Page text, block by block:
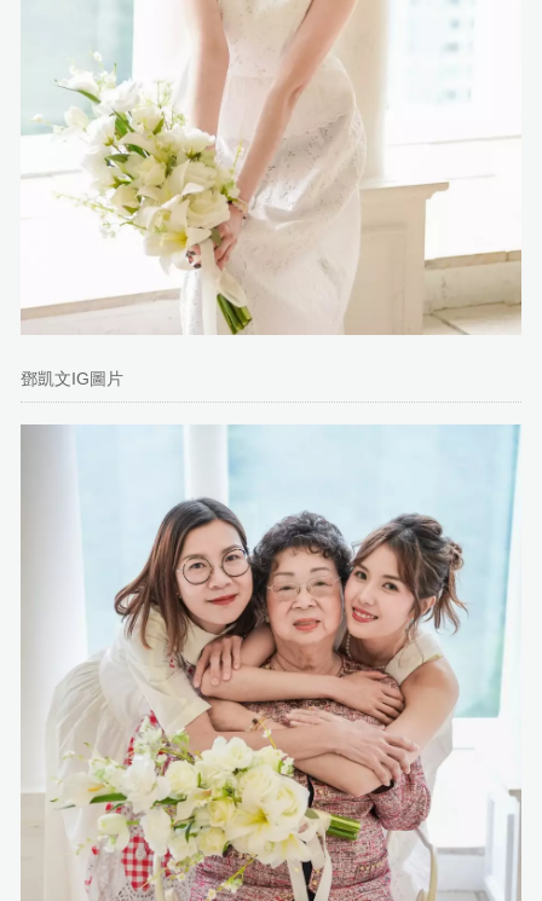
鄧凱文IG圖片